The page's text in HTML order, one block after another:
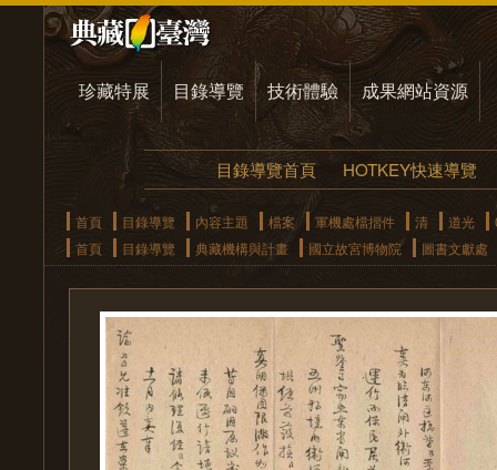
珍藏特展 目錄導覽 技術體驗 成果網站資源
目錄導覽首頁 HOTKEY快速導覽
首頁 目錄導覽 內容主題 檔案 軍機處檔摺件 清 道光
首頁
目錄導覽 典藏機構與計畫 國立故宮博物院 圖書文獻處